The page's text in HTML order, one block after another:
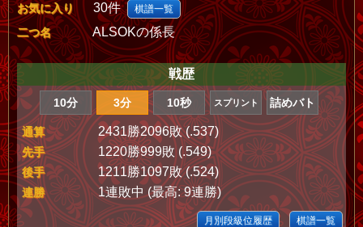
お気に入り 30件 棋譜一覧
二つ名 ALSOKの係長
戦歴
10分 3分 10秒 スプリント 詰めバト
通算 2431勝2096敗 (.537)
先手 1220勝999敗 (.549)
後手 1211勝1097敗 (.524)
連勝 1連敗中 (最高: 9連勝)
月別段級位履歴 棋譜一覧